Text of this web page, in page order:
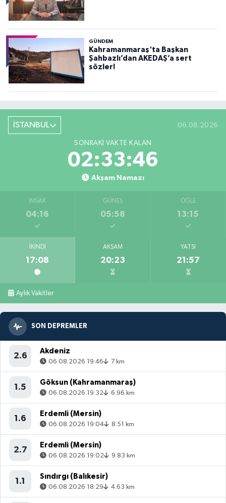
GÜNDEM
Kahramanmaraş'ta Başkan
Şahbazlı’dan AKEDAŞ’a sert
sözler!
İSTANBUL 06.08.2026
SONRAKI VAKTE KALAN
02:33:44
Akşam Namazı
İMSAK
04:16
GÜNEŞ
05:58
ÖĞLE
13:15
İKINDI
17:08
AKŞAM
20:23
YATSI
21:57
Aylık Vakitler
SON DEPREMLER
2.6
Akdeniz
06.08.2026 19:46 7 km
1.5
Göksun (Kahramanmaraş)
06.08.2026 19:32 6.96 km
1.6
Erdemli (Mersin)
06.08.2026 19:04 8.51 km
2.7
Erdemli (Mersin)
06.08.2026 19:02 9.83 km
1.1
Sındırgı (Balıkesir)
06.08.2026 18:29 4.63 km